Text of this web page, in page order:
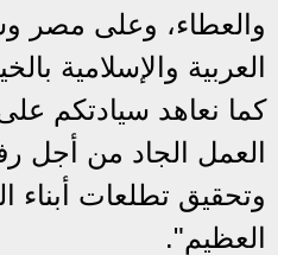
والعطاء، وعلى مصر
العربية والإسلامية
كما نعاهد سيادتكم
العمل الجاد من أجل
وتحقيق تطلعات
العظيم".